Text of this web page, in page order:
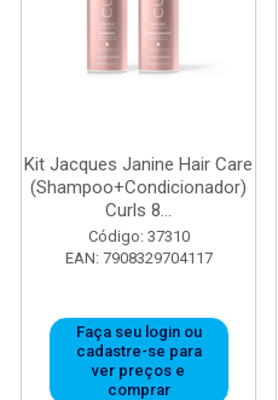
Kit Jacques Janine Hair Care
(Shampoo+Condicionador)
Curls 8...
Código: 37310
EAN: 7908329704117
Faça seu login ou
cadastre-se para
ver preços e
comprar